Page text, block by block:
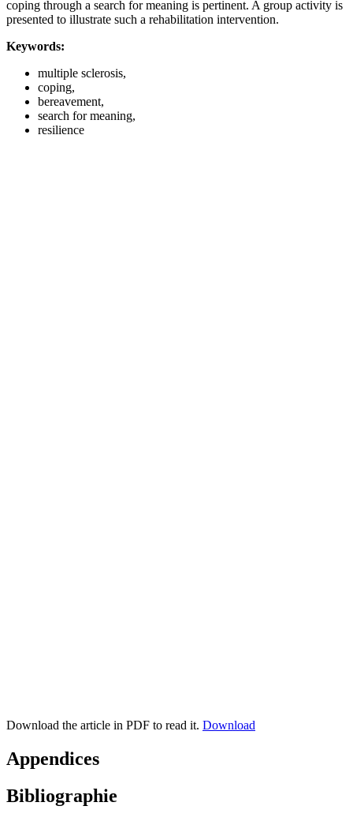
coping through a search for meaning is pertinent. A group activity is
presented to illustrate such a rehabilitation intervention.
Keywords:
multiple sclerosis,
coping,
bereavement,
search for meaning,
resilience
Download the article in PDF to read it. Download
Appendices
Bibliographie